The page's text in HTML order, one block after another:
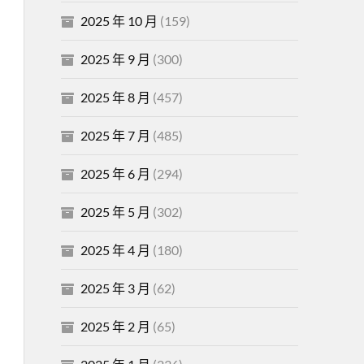
2025 年 10 月 (159)
2025 年 9 月 (300)
2025 年 8 月 (457)
2025 年 7 月 (485)
2025 年 6 月 (294)
2025 年 5 月 (302)
2025 年 4 月 (180)
2025 年 3 月 (62)
2025 年 2 月 (65)